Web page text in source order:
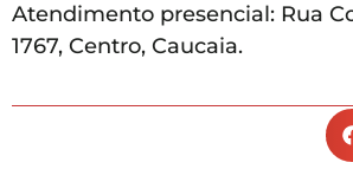
Atendimento presencial: Rua
1767, Centro, Caucaia.